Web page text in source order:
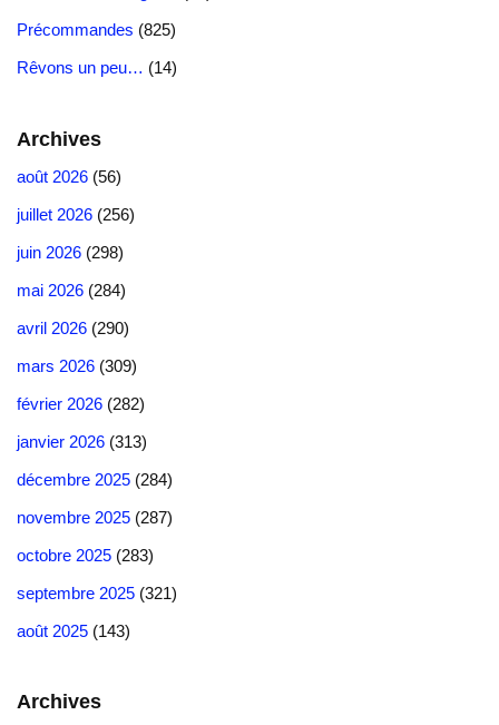
Précommandes (825)
Rêvons un peu… (14)
Archives
août 2026 (56)
juillet 2026 (256)
juin 2026 (298)
mai 2026 (284)
avril 2026 (290)
mars 2026 (309)
février 2026 (282)
janvier 2026 (313)
décembre 2025 (284)
novembre 2025 (287)
octobre 2025 (283)
septembre 2025 (321)
août 2025 (143)
Archives